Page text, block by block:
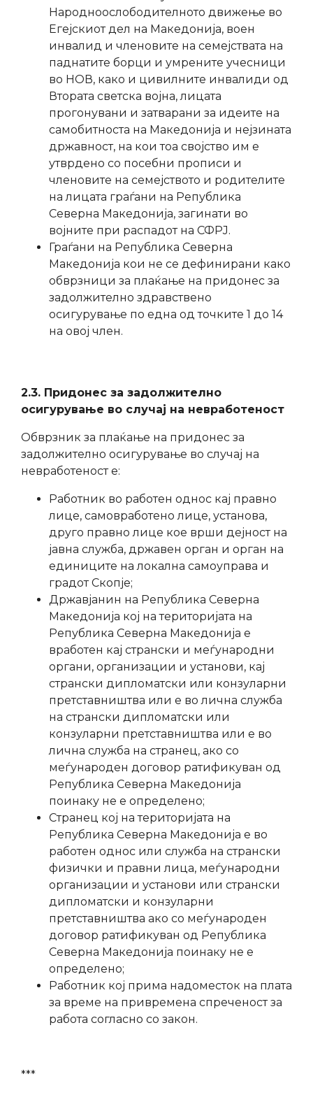
Народноослободителното движење во
Егејскиот дел на Македонија, воен
инвалид и членовите на семејствата на
паднатите борци и умрените учесници
во НОВ, како и цивилните инвалиди од
Втората светска војна, лицата
прогонувани и затварани за идеите на
самобитноста на Македонија и нејзината
државност, на кои тоа својство им е
утврдено со посебни прописи и
членовите на семејството и родителите
на лицата граѓани на Република
Северна Македонија, загинати во
војните при распадот на СФРЈ.
Граѓани на Република Северна
Македонија кои не се дефинирани како
обврзници за плаќање на придонес за
задолжително здравствено
осигурување по една од точките 1 до 14
на овој член.
2.3. Придонес за задолжително
осигурување во случај на невработеност
Обврзник за плаќање на придонес за
задолжително осигурување во случај на
невработеност е:
Работник во работен однос кај правно
лице, самовработено лице, установа,
друго правно лице кое врши дејност на
јавна служба, државен орган и орган на
единиците на локална самоуправа и
градот Скопје;
Државјанин на Република Северна
Македонија кој на територијата на
Република Северна Македонија е
вработен кај странски и меѓународни
органи, организации и установи, кај
странски дипломатски или конзуларни
претставништва или е во лична служба
на странски дипломатски или
конзуларни претставништва или е во
лична служба на странец, ако со
меѓународен договор ратификуван од
Република Северна Македонија
поинаку не е определено;
Странец кој на територијата на
Република Северна Македонија е во
работен однос или служба на странски
физички и правни лица, меѓународни
организации и установи или странски
дипломатски и конзуларни
претставништва ако со меѓународен
договор ратификуван од Република
Северна Македонија поинаку не е
определено;
Работник кој прима надоместок на плата
за време на привремена спреченост за
работа согласно со закон.
***